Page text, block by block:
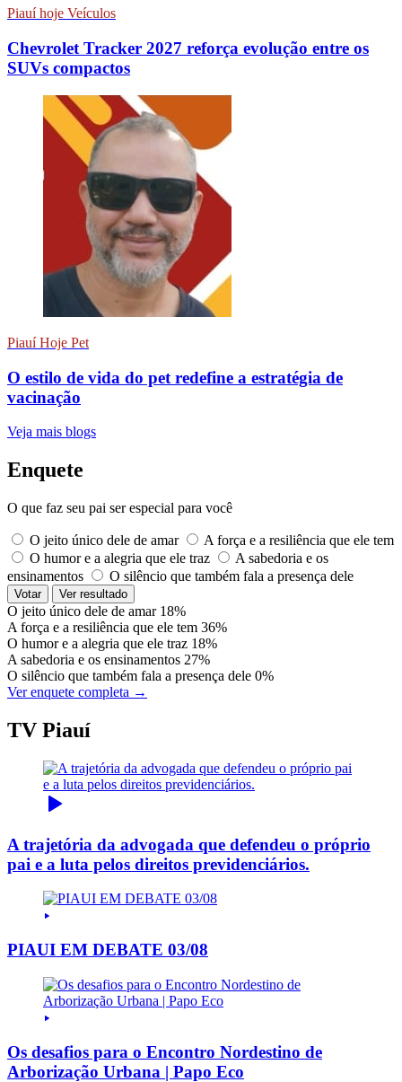
Piauí hoje Veículos
Chevrolet Tracker 2027 reforça evolução entre os
SUVs compactos
Piauí Hoje Pet
O estilo de vida do pet redefine a estratégia de
vacinação
Veja mais blogs
Enquete
O que faz seu pai ser especial para você
O jeito único dele de amar
A força e a resiliência que ele tem
O humor e a alegria que ele traz
A sabedoria e os
ensinamentos
O silêncio que também fala a presença dele
Votar Ver resultado
O jeito único dele de amar 18%
A força e a resiliência que ele tem 36%
O humor e a alegria que ele traz 18%
A sabedoria e os ensinamentos 27%
O silêncio que também fala a presença dele 0%
Ver enquete completa →
TV Piauí
A trajetória da advogada que defendeu o próprio
pai e a luta pelos direitos previdenciários.
PIAUI EM DEBATE 03/08
Os desafios para o Encontro Nordestino de
Arborização Urbana | Papo Eco